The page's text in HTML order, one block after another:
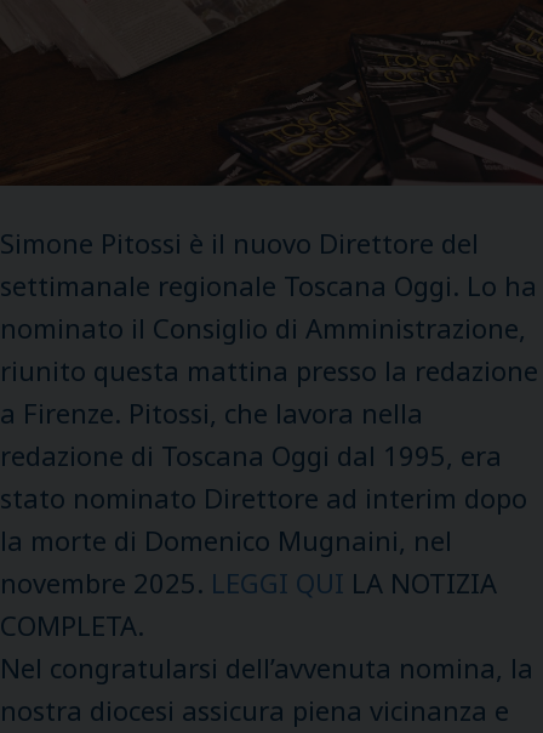
Simone Pitossi è il nuovo Direttore del
settimanale regionale Toscana Oggi. Lo ha
nominato il Consiglio di Amministrazione,
riunito questa mattina presso la redazione
a Firenze. Pitossi, che lavora nella
redazione di Toscana Oggi dal 1995, era
stato nominato Direttore ad interim dopo
la morte di Domenico Mugnaini, nel
novembre 2025. LEGGI QUI LA NOTIZIA
COMPLETA.
Nel congratularsi dell’avvenuta nomina, la
nostra diocesi assicura piena vicinanza e